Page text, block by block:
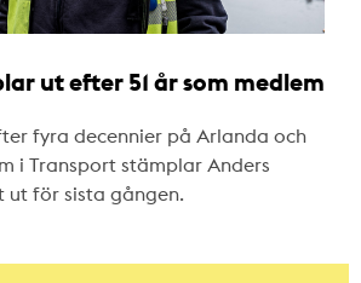
ut efter 51 år som medlem
fyra decennier på Arlanda och
i Transport stämplar Anders
ut för sista gången.